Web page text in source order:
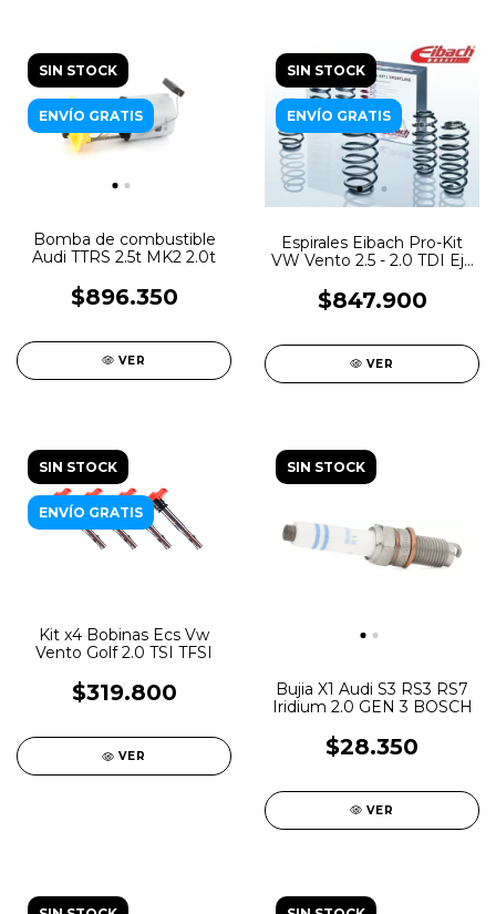
SIN STOCK
ENVÍO GRATIS
Bomba de combustible
Audi TTRS 2.5t MK2 2.0t
$896.350
VER
SIN STOCK
ENVÍO GRATIS
Espirales Eibach Pro-Kit
VW Vento 2.5 - 2.0 TDI Eje
$847.900
VER
SIN STOCK
ENVÍO GRATIS
Kit x4 Bobinas Ecs Vw
Vento Golf 2.0 TSI TFSI
$319.800
VER
SIN STOCK
Bujia X1 Audi S3 RS3 RS7
Iridium 2.0 GEN 3 BOSCH
$28.350
VER